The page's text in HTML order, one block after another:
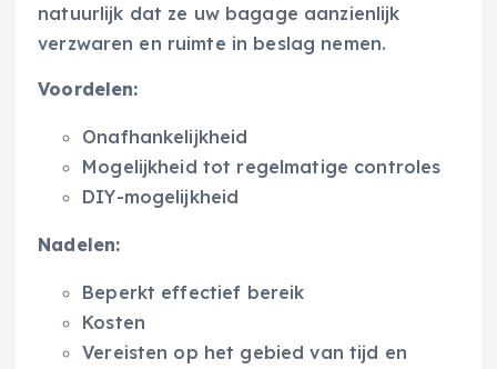
natuurlijk dat ze uw bagage aanzienlijk
verzwaren en ruimte in beslag nemen.
Voordelen:
Onafhankelijkheid
Mogelijkheid tot regelmatige controles
DIY-mogelijkheid
Nadelen:
Beperkt effectief bereik
Kosten
Vereisten op het gebied van tijd en